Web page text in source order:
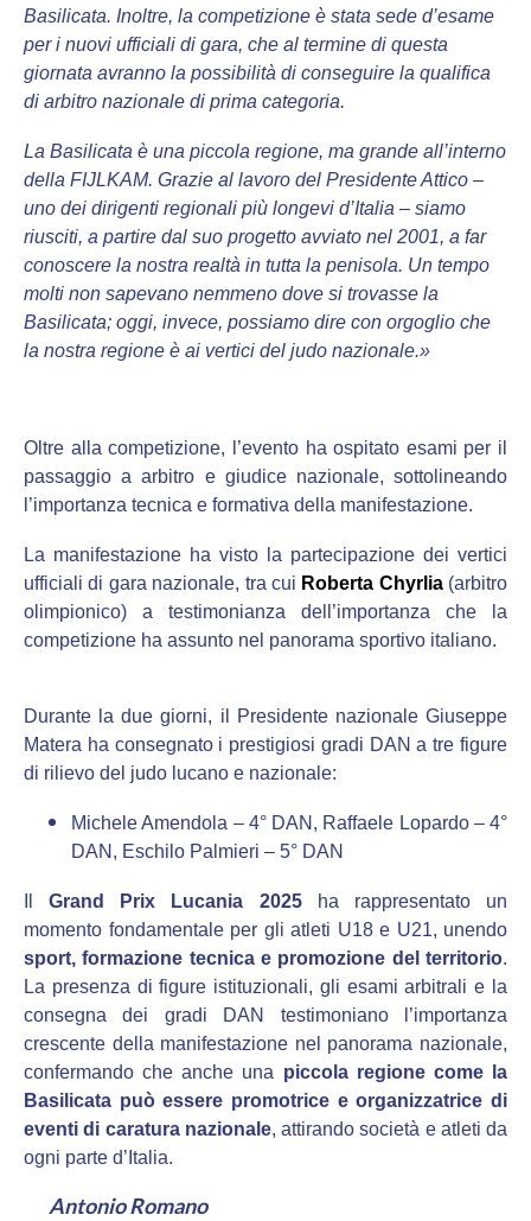
Basilicata. Inoltre, la competizione è stata sede d’esame
per i nuovi ufficiali di gara, che al termine di questa
giornata avranno la possibilità di conseguire la qualifica
di arbitro nazionale di prima categoria.
La Basilicata è una piccola regione, ma grande all’interno
della FIJLKAM. Grazie al lavoro del Presidente Attico –
uno dei dirigenti regionali più longevi d’Italia – siamo
riusciti, a partire dal suo progetto avviato nel 2001, a far
conoscere la nostra realtà in tutta la penisola. Un tempo
molti non sapevano nemmeno dove si trovasse la
Basilicata; oggi, invece, possiamo dire con orgoglio che
la nostra regione è ai vertici del judo nazionale.»
Oltre alla competizione, l’evento ha ospitato esami per il
passaggio a arbitro e giudice nazionale, sottolineando
l’importanza tecnica e formativa della manifestazione.
La manifestazione ha visto la partecipazione dei vertici
ufficiali di gara nazionale, tra cui Roberta Chyrlia(arbitro
olimpionico) a testimonianza dell’importanza che la
competizione ha assunto nel panorama sportivo italiano.
Durante la due giorni, il Presidente nazionale Giuseppe
Matera ha consegnato i prestigiosi gradi DAN a tre figure
di rilievo del judo lucano e nazionale:
Michele Amendola – 4° DAN, Raffaele Lopardo – 4°
DAN, Eschilo Palmieri – 5° DAN
IlGrand Prix Lucania 2025ha rappresentato un
momento fondamentale per gli atleti U18 e U21, unendo
sport, formazione tecnica e promozione del territorio.
La presenza di figure istituzionali, gli esami arbitrali e la
consegna dei gradi DAN testimoniano l’importanza
crescente della manifestazione nel panorama nazionale,
confermando che anche una piccola regione come la
Basilicata può essere promotrice e organizzatrice di
eventi di caratura nazionale, attirando società e atleti da
ogni parte d’Italia.
Antonio Romano